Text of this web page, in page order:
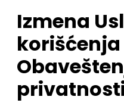
(0
Nastavni kadar